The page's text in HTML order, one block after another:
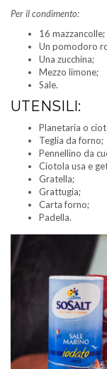
Per il condimento:
16 mazzancolle;
Un pomodoro
Una zucchina;
Mezzo limone;
Sale.
UTENSILI:
Planetaria o
Teglia da forno;
Pennellino da
Ciotola usa e
Gratella;
Grattugia;
Carta forno;
Padella.